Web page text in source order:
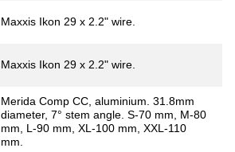
Maxxis Ikon 29 x 2.2" wire.
Maxxis Ikon 29 x 2.2" wire.
Merida Comp CC, aluminium. 31.8mm
diameter, 7° stem angle. S-70 mm, M-80
mm, L-90 mm, XL-100 mm, XXL-110
mm.